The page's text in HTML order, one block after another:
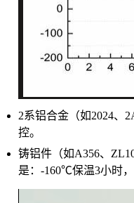
2系铝合金（如2024、
控。
铸铝件（如A356、
是：-160℃保温3小时